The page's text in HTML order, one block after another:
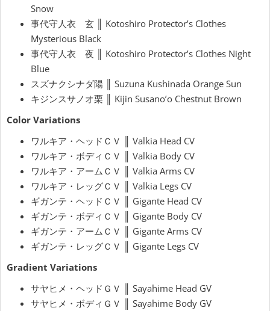
Snow
事代守人衣 玄 ║ Kotoshiro Protector’s Clothes
Mysterious Black
事代守人衣 夜 ║ Kotoshiro Protector’s Clothes Night
Blue
スズナクシナダ陽 ║ Suzuna Kushinada Orange Sun
キジンスサノオ栗 ║ Kijin Susano’o Chestnut Brown
Color Variations
ワルキア・ヘッドＣＶ ║ Valkia Head CV
ワルキア・ボディＣＶ ║ Valkia Body CV
ワルキア・アームＣＶ ║ Valkia Arms CV
ワルキア・レッグＣＶ ║ Valkia Legs CV
ギガンテ・ヘッドＣＶ ║ Gigante Head CV
ギガンテ・ボディＣＶ ║ Gigante Body CV
ギガンテ・アームＣＶ ║ Gigante Arms CV
ギガンテ・レッグＣＶ ║ Gigante Legs CV
Gradient Variations
サヤヒメ・ヘッドＧＶ ║ Sayahime Head GV
サヤヒメ・ボディＧＶ ║ Sayahime Body GV